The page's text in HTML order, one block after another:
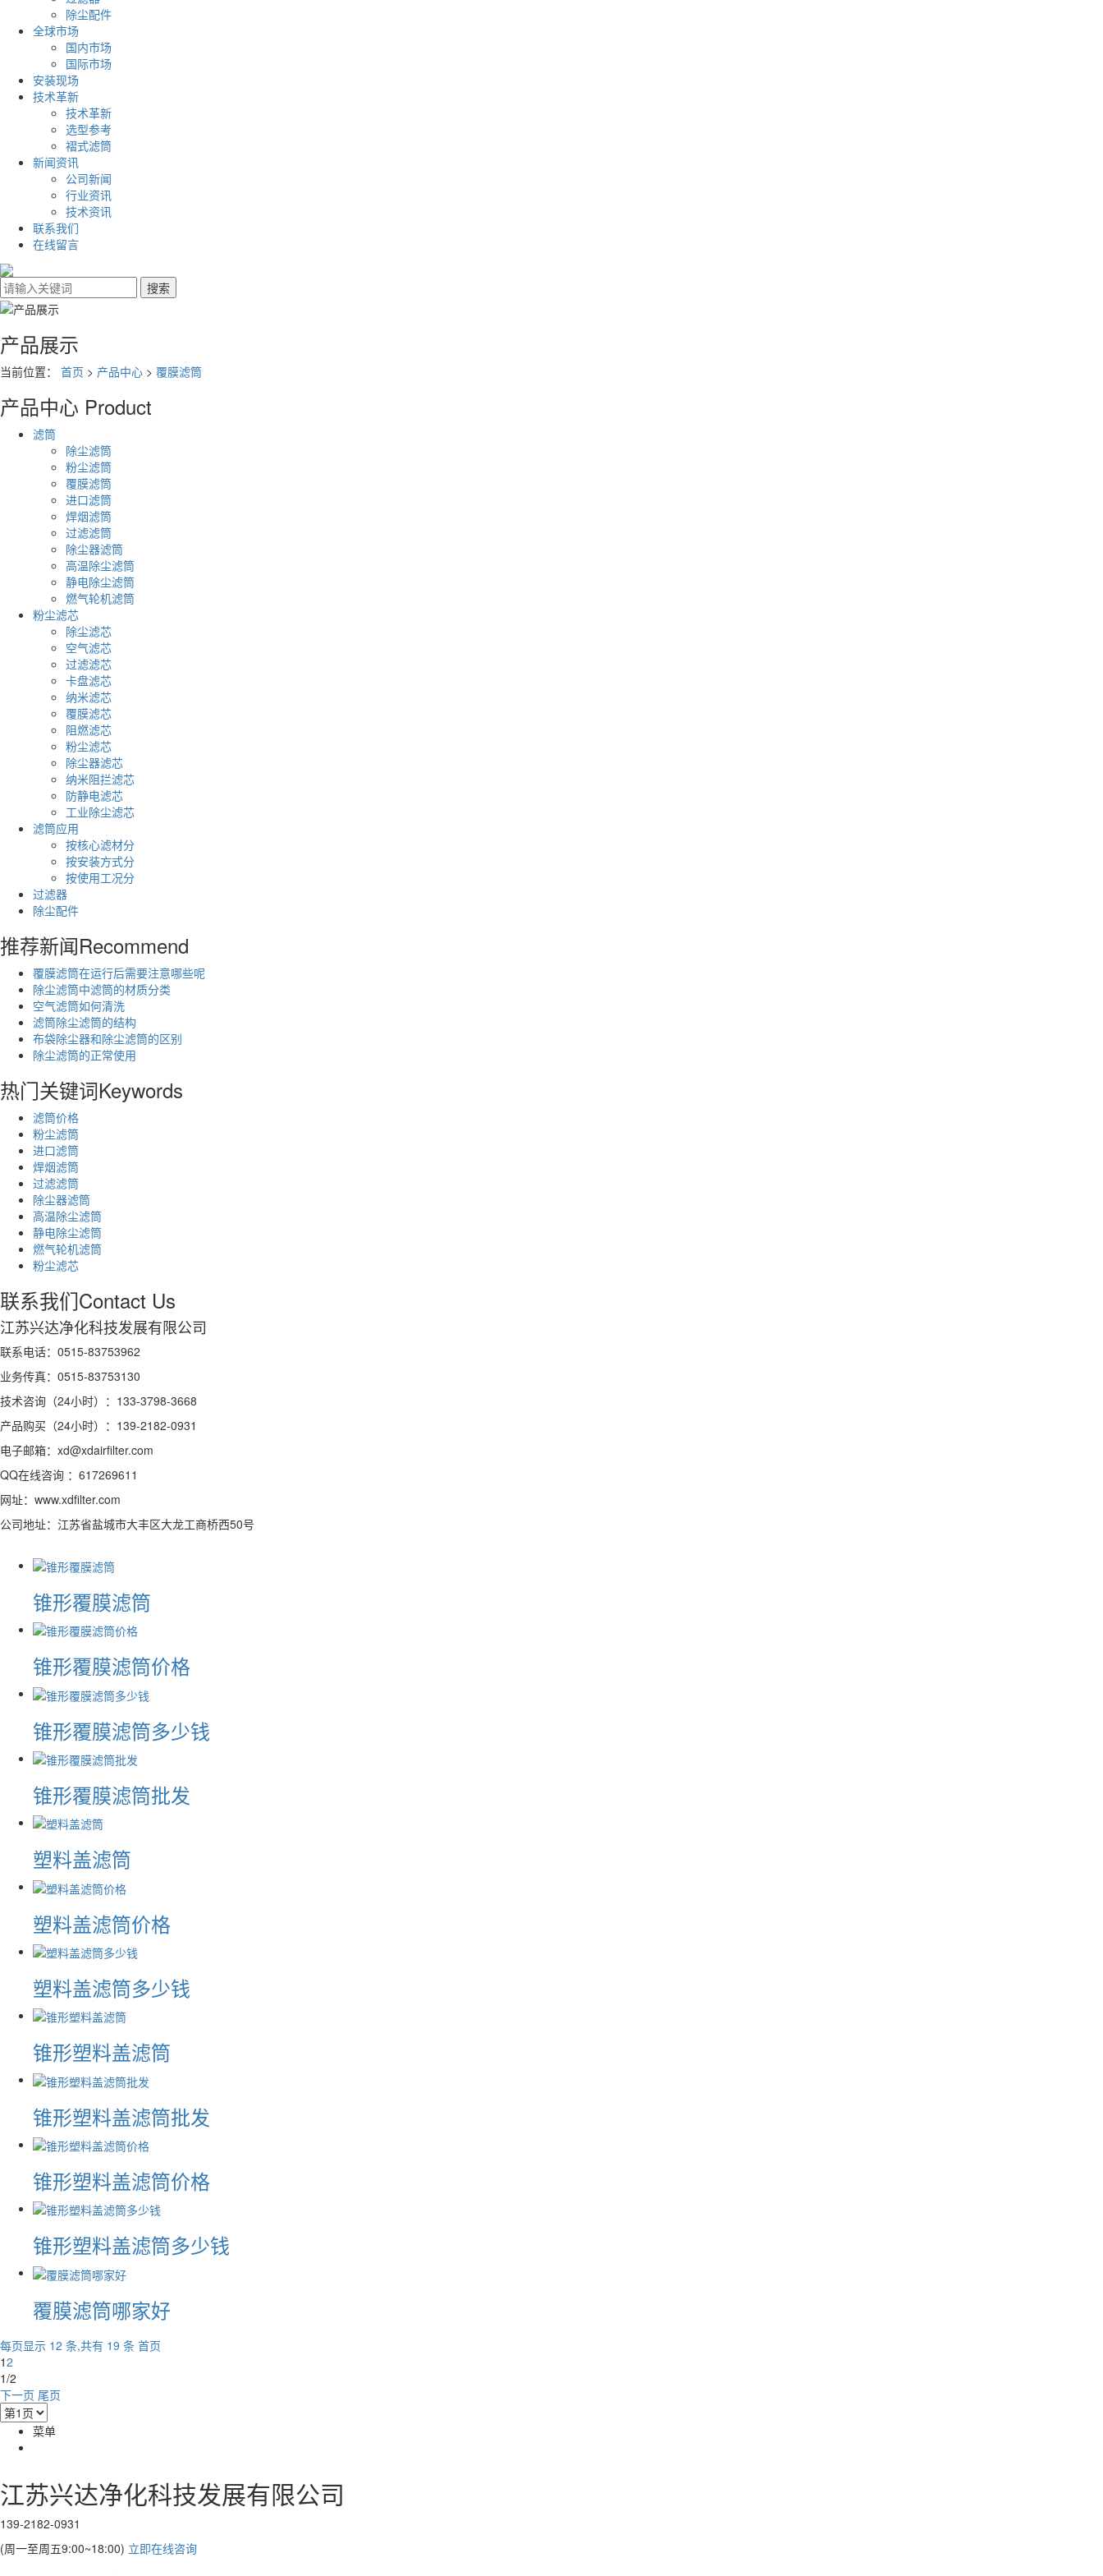
除尘配件
全球市场
国内市场
国际市场
安装现场
技术革新
技术革新
选型参考
褶式滤筒
新闻资讯
公司新闻
行业资讯
技术资讯
联系我们
在线留言
产品展示
当前位置： 首页 > 产品中心 > 覆膜滤筒
产品中心 Product
滤筒
除尘滤筒
粉尘滤筒
覆膜滤筒
进口滤筒
焊烟滤筒
过滤滤筒
除尘器滤筒
高温除尘滤筒
静电除尘滤筒
燃气轮机滤筒
粉尘滤芯
除尘滤芯
空气滤芯
过滤滤芯
卡盘滤芯
纳米滤芯
覆膜滤芯
阻燃滤芯
粉尘滤芯
除尘器滤芯
纳米阻拦滤芯
防静电滤芯
工业除尘滤芯
滤筒应用
按核心滤材分
按安装方式分
按使用工况分
过滤器
除尘配件
推荐新闻Recommend
覆膜滤筒在运行后需要注意哪些呢
除尘滤筒中滤筒的材质分类
空气滤筒如何清洗
滤筒除尘滤筒的结构
布袋除尘器和除尘滤筒的区别
除尘滤筒的正常使用
热门关键词Keywords
滤筒价格
粉尘滤筒
进口滤筒
焊烟滤筒
过滤滤筒
除尘器滤筒
高温除尘滤筒
静电除尘滤筒
燃气轮机滤筒
粉尘滤芯
联系我们Contact Us
江苏兴达净化科技发展有限公司
联系电话：0515-83753962
业务传真：0515-83753130
技术咨询（24小时）：133-3798-3668
产品购买（24小时）：139-2182-0931
电子邮箱：xd@xdairfilter.com
QQ在线咨询 ：617269611
网址：www.xdfilter.com
公司地址：江苏省盐城市大丰区大龙工商桥西50号
锥形覆膜滤筒
锥形覆膜滤筒价格
锥形覆膜滤筒多少钱
锥形覆膜滤筒批发
塑料盖滤筒
塑料盖滤筒价格
塑料盖滤筒多少钱
锥形塑料盖滤筒
锥形塑料盖滤筒批发
锥形塑料盖滤筒价格
锥形塑料盖滤筒多少钱
覆膜滤筒哪家好
每页显示 12 条,共有 19 条 首页
12
1/2
下一页 尾页
菜单
江苏兴达净化科技发展有限公司
139-2182-0931
(周一至周五9:00~18:00) 立即在线咨询